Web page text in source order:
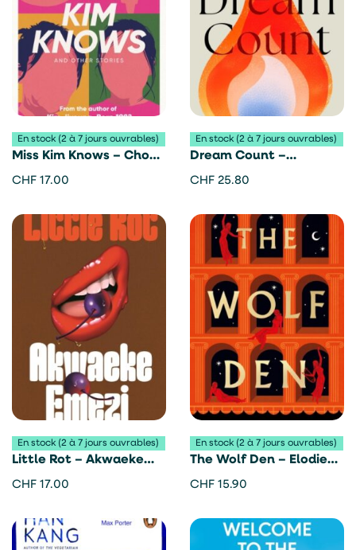
En stock (2 à 7 jours ouvrables)
Miss Kim Knows – Cho
Nam-Joo
CHF 17.00
En stock (2 à 7 jours ouvrables)
Dream Count –
Chimamanda Ngozi
CHF 25.80
En stock (2 à 7 jours ouvrables)
Little Rot – Akwaeke
Emezi
CHF 17.00
En stock (2 à 7 jours ouvrables)
The Wolf Den – Elodie
Harper
CHF 15.90